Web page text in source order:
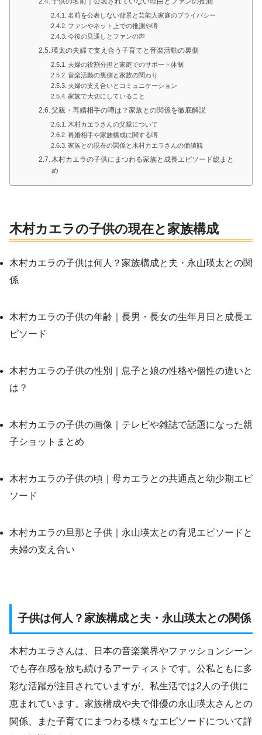
名前を公表しない背景と芸能人家庭のプライバシー
ファンやネット上での推測や噂
今後の見通しとファンの声
瑛太の夫婦で支え合う子育てと音楽活動の裏側
夫婦の役割分担と家庭でのサポート体制
音楽活動の裏側と家族の関わり
夫婦の支え合いとコミュニケーション
家族で大切にしていること
父親・再婚相手の噂は？家族との関係を徹底解説
木村カエラさんの父親について
再婚相手や家族構成に関する噂
家族との現在の関係と木村カエラさんの価値観
木村カエラの子供にまつわる家族と成長エピソード総まと
め
木村カエラの子供の現在と家族構成
木村カエラの子供は何人？家族構成と夫・永山瑛太との関
係
木村カエラの子供の年齢｜長男・長女の生年月日と成長エ
ピソード
木村カエラの子供の性別｜息子と娘の性格や個性の違いと
は？
木村カエラの子供の画像｜テレビや雑誌で話題になった親
子ショットまとめ
木村カエラの子供の頃｜母カエラとの共通点と幼少期エピ
ソード
木村カエラの旦那と子供｜永山瑛太との育児エピソードと
夫婦の支え合い
子供は何人？家族構成と夫・永山瑛太との関係
木村カエラさんは、日本の音楽業界やファッションシーン
でも存在感を放ち続けるアーティストです。公私ともに多
彩な活躍が注目されていますが、私生活では2人の子供に
恵まれています。家族構成や夫で俳優の永山瑛太さんとの
関係、また子育てにまつわる様々なエピソードについて詳